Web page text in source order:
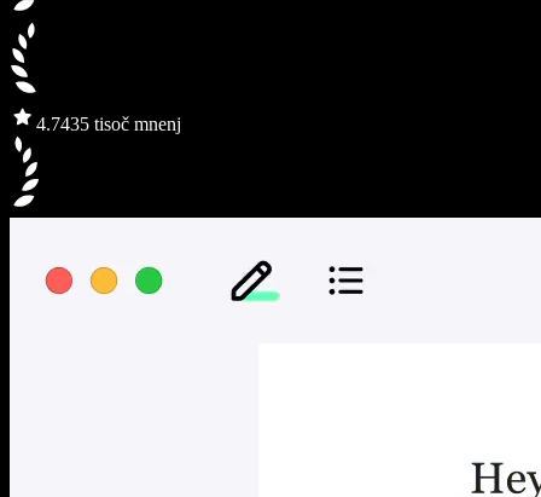
4.7435 tisoč mnenj